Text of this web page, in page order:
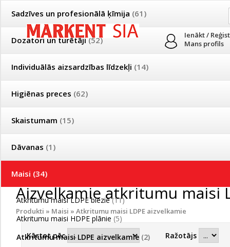
Ienākt /
Mans profils
Sadzīves un profesionālā ķīmija (61)
Dozatori un turētāji(52)
Individuālās aizsardzības līdzekļi (14)
Higiēnas preces (62)
Skaistumam (15)
Dāvanas (1)
Maisi (34)
Atkritumu maisi LDPE biezie(11)
Atkritumu maisi HDPE plānie (5)
Atkritumu maisi LDPE aizvelkamie (2)
PAR MUMS
PRODUKTI
Mājsaimniecības un profesionālās uzkopšanas preču tirdzniecība
Bezmaksas piegāde visā Latvijā pasūtījumiem no 50 eiro!
Īpašas cenas un piegādes nosacījumi vairumtirgotājiem
Reģistrējies un saņem pastāvīgu atlaidi!
Aizvelkamie atkritumu maisi
Produkti » Maisi » Atkritumu maisi LDPE aizvelkamie
Kārtot pēc Ražotājs